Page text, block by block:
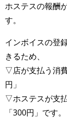
ホステスの報酬
す。
インボイスの登
きるため、
▽店が支払う消
円」
▽ホステスが支
「300円」です。